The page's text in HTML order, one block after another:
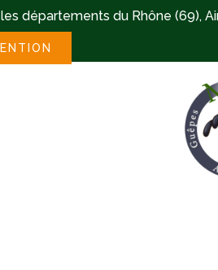
départements du Rhône (69),